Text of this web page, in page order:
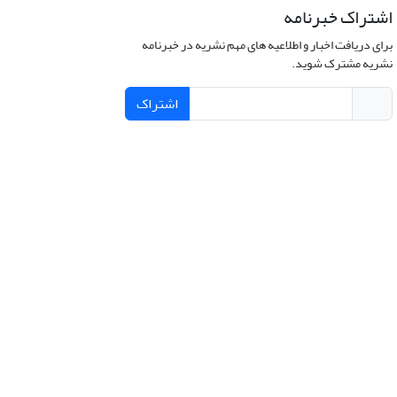
اشتراک خبرنامه
برای دریافت اخبار و اطلاعیه های مهم نشریه در خبرنامه
نشریه مشترک شوید.
اشتراک